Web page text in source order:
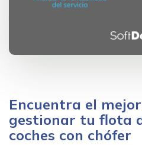
Encuentra el
gestionar tu flota
coches con chófer